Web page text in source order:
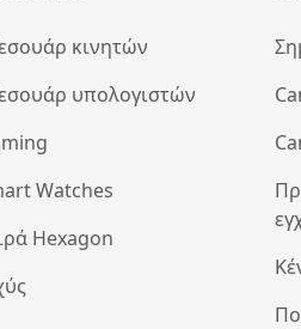
κινητών
υπολογιστών
Watches
Hexagon